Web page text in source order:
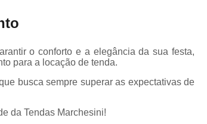
o conforto e a elegância da sua festa,
para a locação de tenda.
busca sempre superar as expectativas de
da Tendas Marchesini!